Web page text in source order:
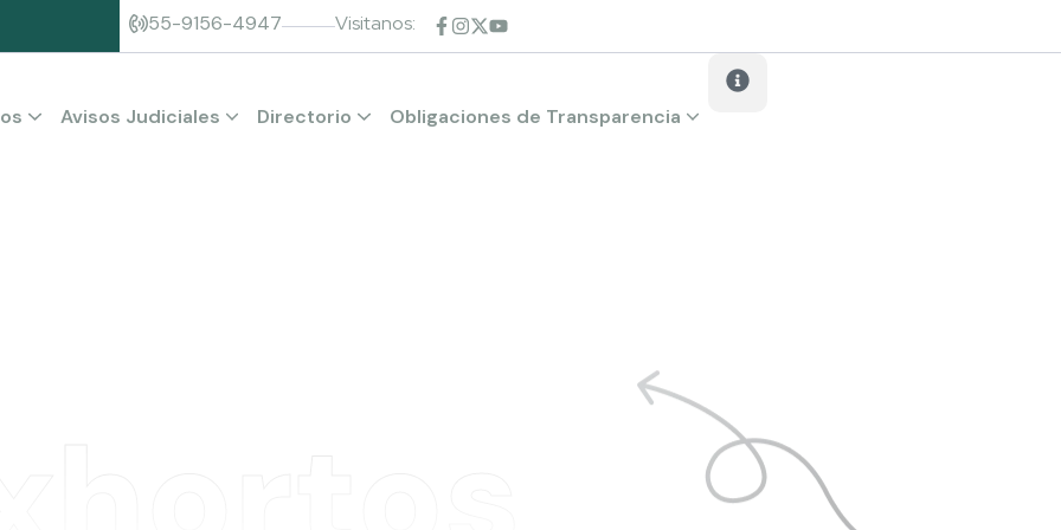
55-9156-4947 Visitanos:
Avisos Judiciales Directorio Obligaciones de Transparencia